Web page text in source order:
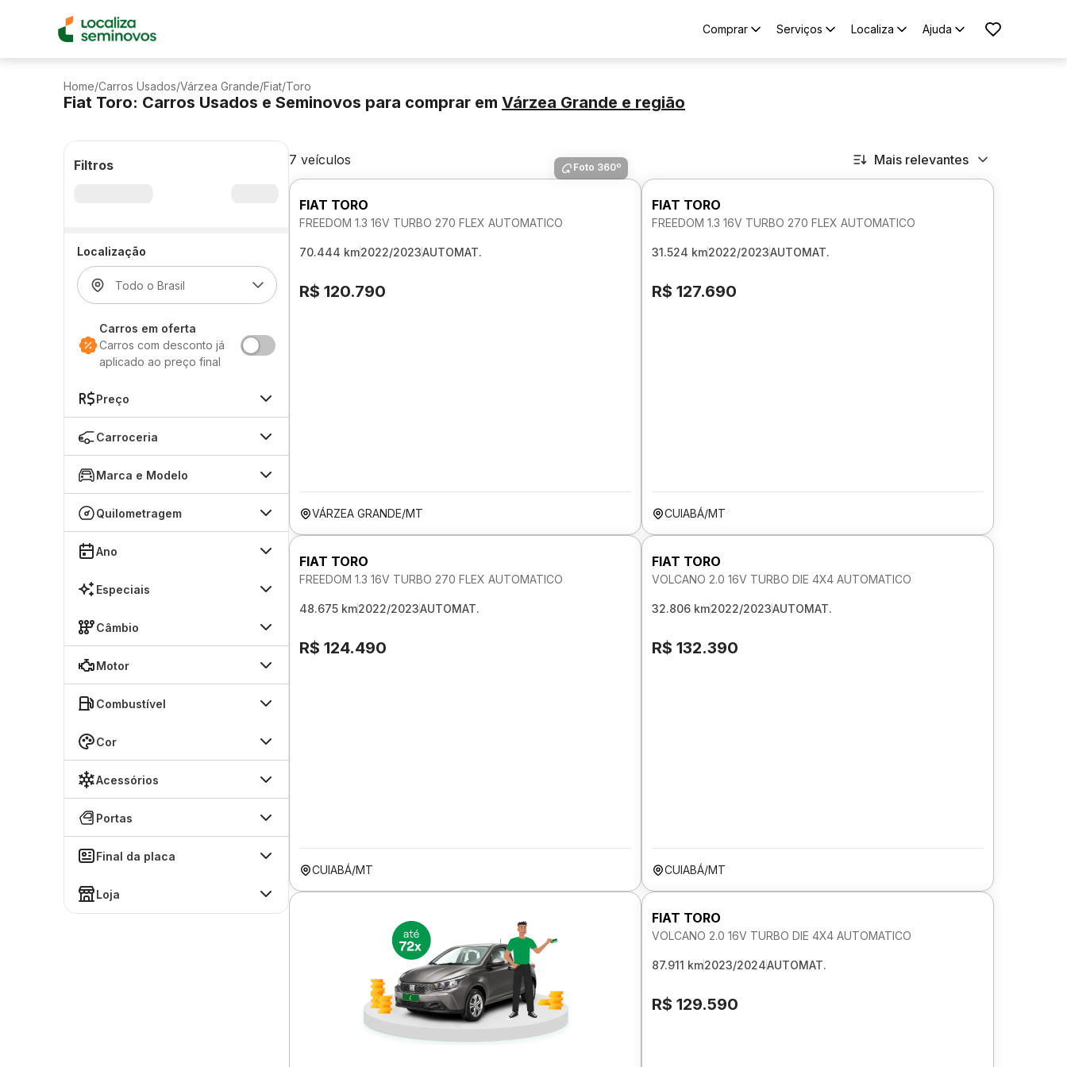
Comprar Serviços Localiza Ajuda
Home/Carros Usados/Várzea Grande/Fiat/Toro
Fiat Toro: Carros Usados e Seminovos para comprar em Várzea Grande e região
Filtros
Localização
Carros em oferta
Carros com desconto já
aplicado ao preço final
Preço
Carroceria
Marca e Modelo
Quilometragem
Ano
Especiais
Câmbio
Motor
Combustível
Cor
Acessórios
Portas
Final da placa
Loja
7 veículos Mais relevantes
Foto 360º
FIAT TORO
FREEDOM 1.3 16V TURBO 270 FLEX AUTOMATICO
70.444 km2022/2023AUTOMAT.
R$ 120.790
VÁRZEA GRANDE/MT
FIAT TORO
FREEDOM 1.3 16V TURBO 270 FLEX AUTOMATICO
31.524 km2022/2023AUTOMAT.
R$ 127.690
CUIABÁ/MT
FIAT TORO
FREEDOM 1.3 16V TURBO 270 FLEX AUTOMATICO
48.675 km2022/2023AUTOMAT.
R$ 124.490
CUIABÁ/MT
FIAT TORO
VOLCANO 2.0 16V TURBO DIE 4X4 AUTOMATICO
32.806 km2022/2023AUTOMAT.
R$ 132.390
CUIABÁ/MT
FIAT TORO
VOLCANO 2.0 16V TURBO DIE 4X4 AUTOMATICO
87.911 km2023/2024AUTOMAT.
R$ 129.590